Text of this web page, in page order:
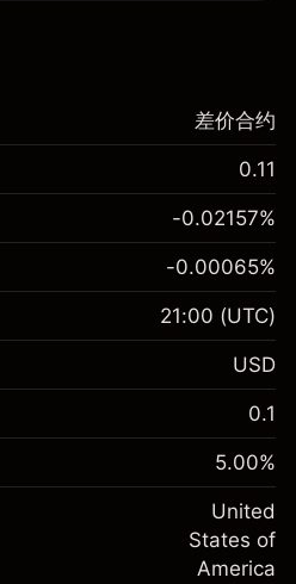
合约交易。
差价合约
0.11
$1,000.00
-0.021568
%
(-$4.31)
大约值）
$19,000.00
-0.02157%
$1,000.00
-0.000654
%
(-$0.13)
$20,000.00
-0.00065%
21:00 (UTC)
USD
0.1
5.00%
United
States of
America